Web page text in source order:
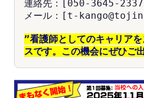
連絡先：[050-3645-2337]
メール：[t-
”看護師としてのキャリア
スです。この機会にぜひご